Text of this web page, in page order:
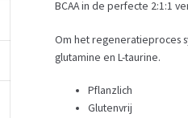
BCAA in de perfecte 2:1:1
Om het regeneratieproces
glutamine en L-taurine.
Pflanzlich
Glutenvrij